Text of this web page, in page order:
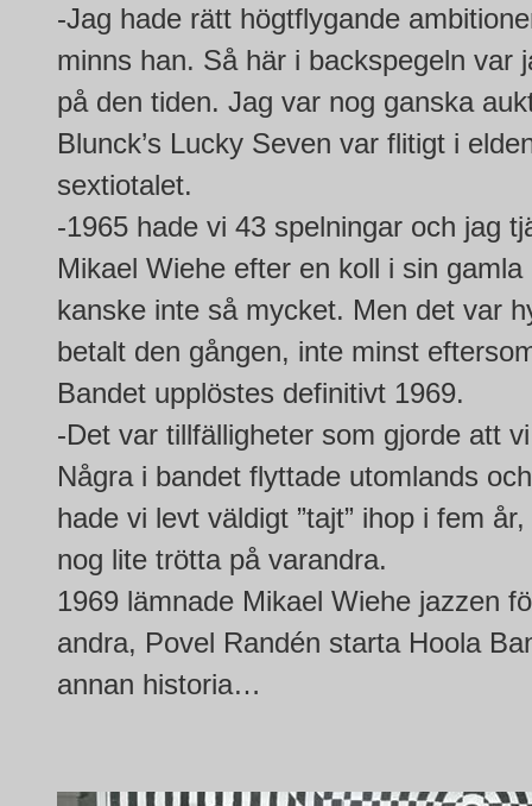
-Jag hade rätt högtflygande
minns han. Så här i backspegeln var
på den tiden. Jag var nog ganska
Blunck’s Lucky Seven var flitigt i
sextiotalet.
-1965 hade vi 43 spelningar och jag
Mikael Wiehe efter en koll i sin
kanske inte så mycket. Men det var
betalt den gången, inte minst
Bandet upplöstes definitivt 1969.
-Det var tillfälligheter som gjorde att
Några i bandet flyttade utomlands
hade vi levt väldigt ”tajt” ihop i fem
nog lite trötta på varandra.
1969 lämnade Mikael Wiehe jazzen
andra, Povel Randén starta Hoola
annan historia…